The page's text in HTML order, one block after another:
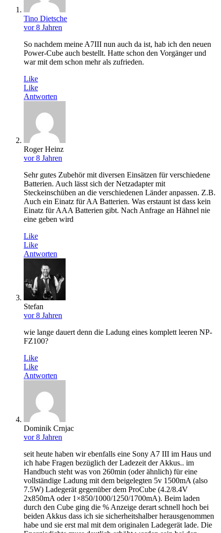
Tino Dietsche
vor 8 Jahren
So nachdem meine A7III nun auch da ist, hab ich den neuen
Power-Cube auch bestellt. Hatte schon den Vorgänger und
war mit dem schon mehr als zufrieden.
Like
Like
Antworten
Roger Heinz
vor 8 Jahren
Sehr gutes Zubehör mit diversen Einsätzen für verschiedene
Batterien. Auch lässt sich der Netzadapter mit
Steckeinschüben an die verschiedenen Länder anpassen. Z.B.
Auch ein Einatz für AA Batterien. Was erstaunt ist dass kein
Einatz für AAA Batterien gibt. Nach Anfrage an Hähnel nie
eine geben wird
Like
Like
Antworten
Stefan
vor 8 Jahren
wie lange dauert denn die Ladung eines komplett leeren NP-
FZ100?
Like
Like
Antworten
Dominik Crnjac
vor 8 Jahren
seit heute haben wir ebenfalls eine Sony A7 III im Haus und
ich habe Fragen bezüglich der Ladezeit der Akkus.. im
Handbuch steht was von 260min (oder ähnlich) für eine
vollständige Ladung mit dem beigelegten 5v 1500mA (also
7.5W) Ladegerät gegenüber dem ProCube (4.2/8.4V
2x850mA oder 1×850/1000/1250/1700mA). Beim laden
durch den Cube ging die % Anzeige derart schnell hoch bei
beiden Akkus dass ich sie sicherheitshalber herausgenommen
habe und sie erst mal mit dem originalen Ladegerät lade. Die